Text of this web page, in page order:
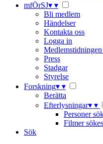
mfÖrSJ▾ ▾
Bli medlem
Händelser
Kontakta oss
Logga in
Press
Stadgar
Styrelse
Forskning▾ ▾
Berätta
Efterlysningar▾ ▾
Personer
Filmer sökes
Sök